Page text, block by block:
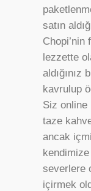
satın
Chopi’nin
lezzette
kavrulup
Siz
taze
ancak
severlere
içirmek